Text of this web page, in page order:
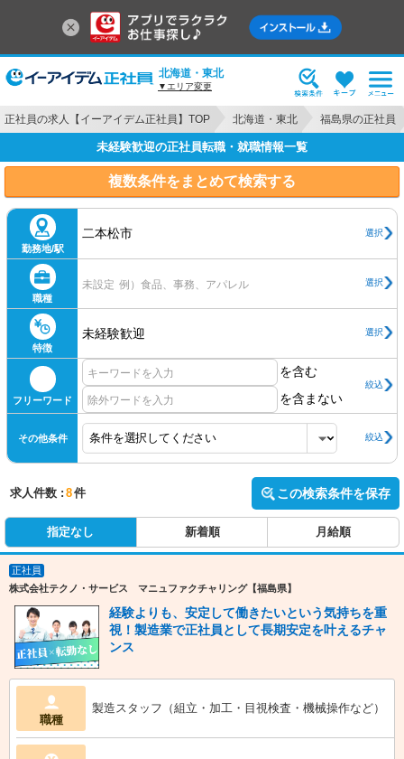
北海道・東北
▼エリア変更
正社員の求人【イーアイデム正社員】TOP 北海道・東北 福島県の正社員
未経験歓迎の正社員転職・就職情報一覧
複数条件をまとめて検索する
勤務地/駅
二本松市 選択
職種
未設定 例）食品、事務、アパレル 選択
特徴
未経験歓迎 選択
フリーワード
を含む
を含まない
絞込
その他条件 絞込
求人件数 : 8件 この検索条件を保存
指定なし 新着順 月給順
正社員
株式会社テクノ・サービス マニュファクチャリング【福島県】
経験よりも、安定して働きたいという気持ちを重
視！製造業で正社員として長期安定を叶えるチャ
ンス
職種
製造スタッフ（組立・加工・目視検査・機械操作など）